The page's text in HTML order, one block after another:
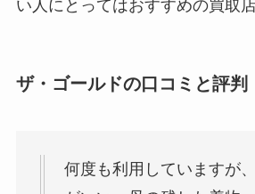
い人にとってはおすすめの買取店
ザ・ゴールドの口コミと評判
何度も利用していますが